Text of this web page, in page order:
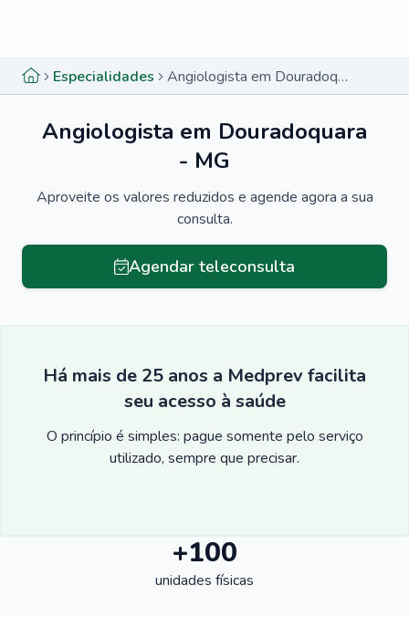
Especialidades Angiologista em Douradoquara - MG
Angiologista em Douradoquara
- MG
Aproveite os valores reduzidos e agende agora a sua
consulta.
Agendar teleconsulta
Há mais de 25 anos a Medprev facilita
seu acesso à saúde
O princípio é simples: pague somente pelo serviço
utilizado, sempre que precisar.
+100
unidades físicas